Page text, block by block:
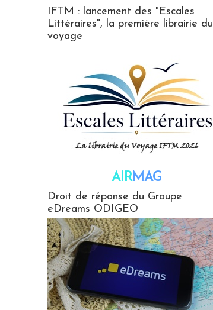
IFTM : lancement des "Escales
Littéraires", la première librairie du
voyage
AIRMAG
Droit de réponse du Groupe
eDreams ODIGEO